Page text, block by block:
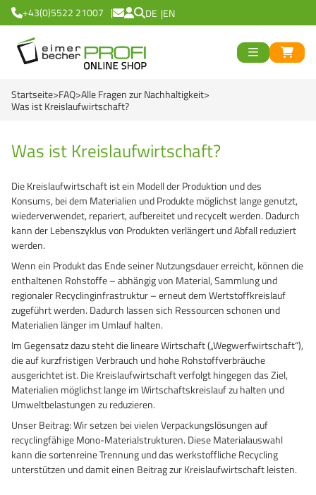
+43(0)5522 21007 DE EN
Startseite FAQ Alle Fragen zur Nachhaltigkeit
Was ist Kreislaufwirtschaft?
Was ist Kreislaufwirtschaft?
Die Kreislaufwirtschaft ist ein Modell der Produktion und des
Konsums, bei dem Materialien und Produkte möglichst lange genutzt,
wiederverwendet, repariert, aufbereitet und recycelt werden. Dadurch
kann der Lebenszyklus von Produkten verlängert und Abfall reduziert
werden.
Wenn ein Produkt das Ende seiner Nutzungsdauer erreicht, können die
enthaltenen Rohstoffe – abhängig von Material, Sammlung und
regionaler Recyclinginfrastruktur – erneut dem Wertstoffkreislauf
zugeführt werden. Dadurch lassen sich Ressourcen schonen und
Materialien länger im Umlauf halten.
Im Gegensatz dazu steht die lineare Wirtschaft („Wegwerfwirtschaft“),
die auf kurzfristigen Verbrauch und hohe Rohstoffverbräuche
ausgerichtet ist. Die Kreislaufwirtschaft verfolgt hingegen das Ziel,
Materialien möglichst lange im Wirtschaftskreislauf zu halten und
Umweltbelastungen zu reduzieren.
Unser Beitrag: Wir setzen bei vielen Verpackungslösungen auf
recyclingfähige Mono-Materialstrukturen. Diese Materialauswahl
kann die sortenreine Trennung und das werkstoffliche Recycling
unterstützen und damit einen Beitrag zur Kreislaufwirtschaft leisten.
Green Line
Red Line
Recycling Eimer
Gefahrgut Eimer
GrassBased Eimer
>
Transparent Line
White Line
NatureBased 50+
Mehrweg
Logiflex Big (ab 5,7
E2-Euronorm
>
Recycling Eimer
NatureBased 50+
GrassBased Eimer
> <
Zurück
Becher